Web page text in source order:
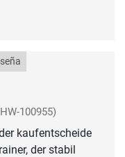
100955)
kaufentscheide
der stabil